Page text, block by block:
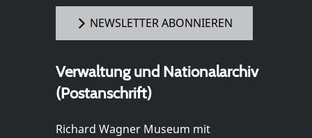
NEWSLETTER ABONNIEREN
Verwaltung und Nationalarchiv
(Postanschrift)
Richard Wagner Museum mit